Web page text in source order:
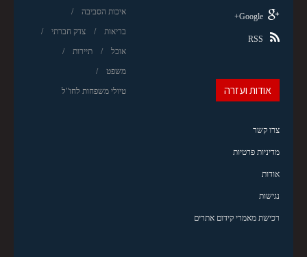
איכות הסביבה
בריאות צדק חברתי
אוכל תיירות
משפט
טיולי משפחות לחו"ל
Google+
RSS
אודות ועזרה
צרו קשר
מדיניות פרטיות
אודות
נגישות
רכישת מאמרי קידום אתרים